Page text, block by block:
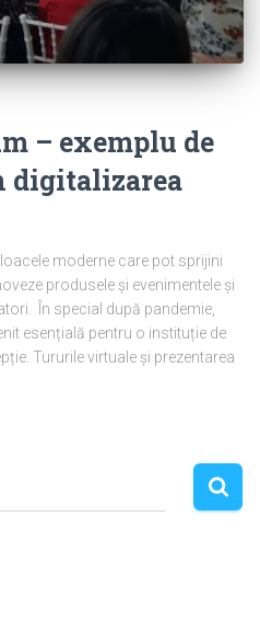
– exemplu de
digitalizarea
moderne care pot sprijini
produsele și evenimentele și
În special după pandemie,
esențială pentru o instituție de
Tururile virtuale și prezentarea